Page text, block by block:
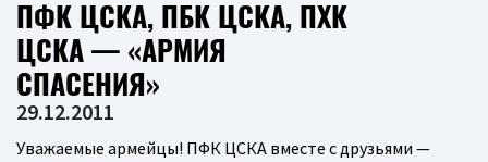
ПФК ЦСКА, ПБК ЦСКА, ПХК
ЦСКА — «АРМИЯ
СПАСЕНИЯ»
29.12.2011
Уважаемые армейцы! ПФК ЦСКА вместе с друзьями —